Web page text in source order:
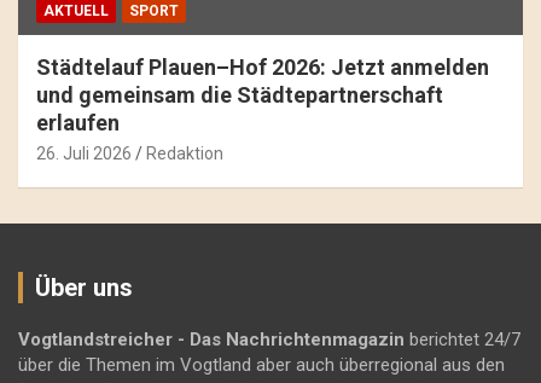
AKTUELL SPORT
Städtelauf Plauen–Hof 2026: Jetzt anmelden
und gemeinsam die Städtepartnerschaft
erlaufen
26. Juli 2026 Redaktion
Über uns
Vogtlandstreicher - Das Nachrichtenmagazin berichtet 24/7
über die Themen im Vogtland aber auch überregional aus den